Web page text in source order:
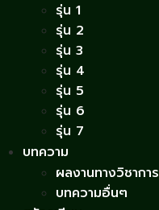
รุ่น 1
รุ่น 2
รุ่น 3
รุ่น 4
รุ่น 5
รุ่น 6
รุ่น 7
บทความ
ผลงานทางวิชาการ
บทความอื่นๆ